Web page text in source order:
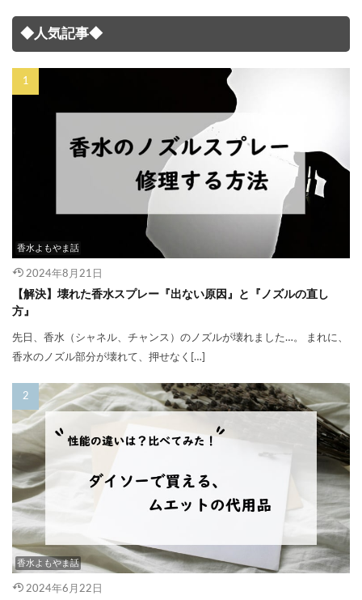
◆人気記事◆
香水よもやま話
2024年8月21日
【解決】壊れた香水スプレー『出ない原因』と『ノズルの直し
方』
先日、香水（シャネル、チャンス）のノズルが壊れました…。 まれに、
香水のノズル部分が壊れて、押せなく[…]
香水よもやま話
2024年6月22日